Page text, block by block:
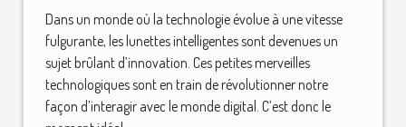
Dans un monde où la technologie évolue à une vitesse
fulgurante, les lunettes intelligentes sont devenues un
sujet brûlant d’innovation. Ces petites merveilles
technologiques sont en train de révolutionner notre
façon d’interagir avec le monde digital. C’est donc le